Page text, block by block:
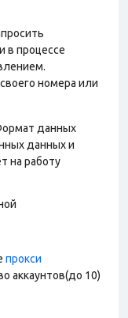
в процессе
номера или
данных
данных и
на работу
прокси
аккаунтов(до 10)